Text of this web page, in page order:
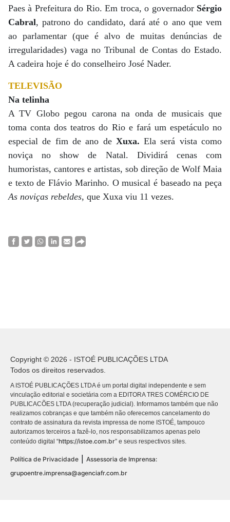
Paes à Prefeitura do Rio. Em troca, o governadorSérgio
Cabral, patrono do candidato, dará até o ano que vem
ao parlamentar (que é alvo de muitas denúncias de
irregularidades) vaga no Tribunal de Contas do Estado.
A cadeira hoje é do conselheiro José Nader.
TELEVISÃO
Na telinha
A TV Globo pegou carona na onda de musicais que
toma conta dos teatros do Rio e fará um espetáculo no
especial de fim de ano de Xuxa. Ela será vista como
noviça no show de Natal. Dividirá cenas com
humoristas, cantores e artistas, sob direção de Wolf Maia
e texto de Flávio Marinho. O musical é baseado na peça
As noviças rebeldes, que Xuxa viu 11 vezes.
Copyright © 2026 - ISTOÉ PUBLICAÇÕES LTDA
Todos os direitos reservados.
A ISTOÉ PUBLICAÇÕES LTDA é um portal digital independente e sem
vinculação editorial e societária com a EDITORA TRES COMÉRCIO DE
PUBLICACÕES LTDA (recuperação judicial). Informamos também que não
realizamos cobranças e que também não oferecemos cancelamento do
contrato de assinatura da revista impressa de nome ISTOÉ, tampouco
autorizamos terceiros a fazê-lo, nos responsabilizamos apenas pelo
conteúdo digital “https://istoe.com.br” e seus respectivos sites.
Política de Privacidade
Assessoria de Imprensa:
grupoentre.imprensa@agenciafr.com.br